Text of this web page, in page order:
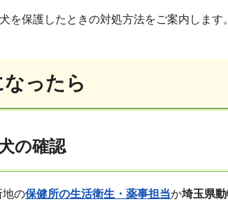
を保護したときの対処方法をご案内します。
ったら
の確認
の保健所の生活衛生・薬事担当か埼玉県